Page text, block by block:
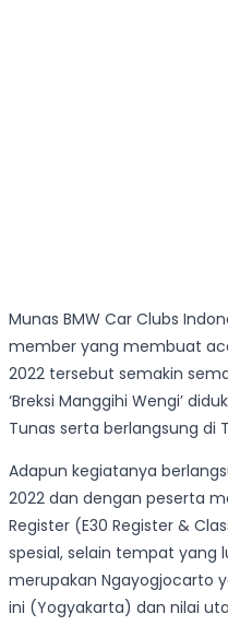
Munas BMW Car Clubs
member yang membuat
2022 tersebut semakin
‘Breksi Manggihi Wengi’
Tunas serta berlangsung di
Adapun kegiatanya
2022 dan dengan peserta
Register (E30 Register &
spesial, selain tempat yang
merupakan Ngayogjocarto
ini (Yogyakarta) dan nilai